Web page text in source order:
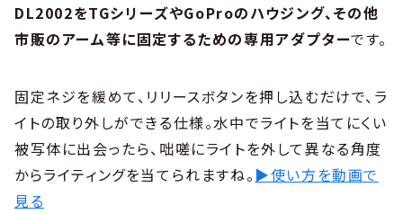
DL2002をTGシリーズやGoProのハウジング、その他
市販のアーム等に固定するための専用アダプターです。
固定ネジを緩めて、リリースボタンを押し込むだけで、ラ
イトの取り外しができる仕様。水中でライトを当てにくい
被写体に出会ったら、咄嗟にライトを外して異なる角度
からライティングを当てられますね。 ▶使い方を動画で
見る